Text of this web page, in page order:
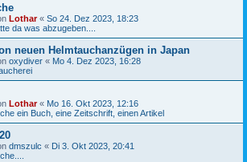
Lothar« So 24. Dez 2023, 18:23
da was abzugeben....
neuen Helmtauchanzügen in Japan
oxydiver « Mo 4. Dez 2023, 16:28
Lothar« Mo 16. Okt 2023, 12:16
ein Buch, eine Zeitschrift, einen Artikel
dmszulc « Di 3. Okt 2023, 20:41